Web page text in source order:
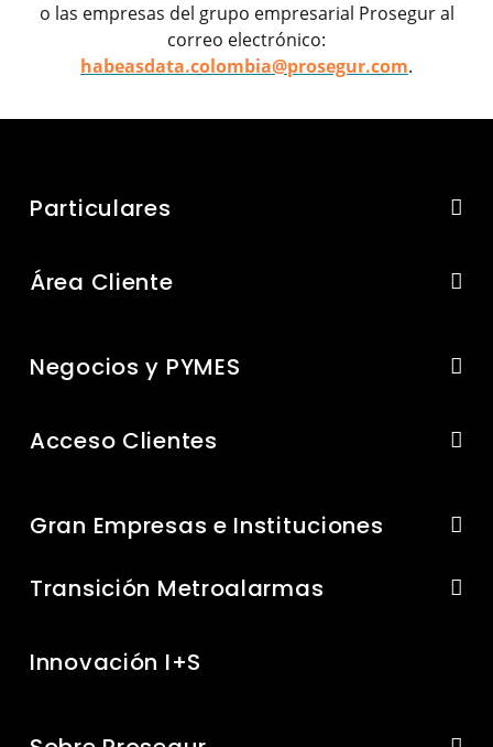
o las empresas del grupo empresarial Prosegur al
correo electrónico:
habeasdata.colombia@prosegur.com.
Particulares
Área Cliente
Negocios y PYMES
Acceso Clientes
Gran Empresas e Instituciones
Transición Metroalarmas
Innovación I+S